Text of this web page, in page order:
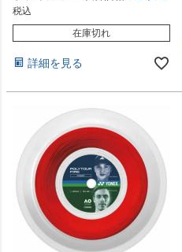
税込
在庫切れ
詳細を見る